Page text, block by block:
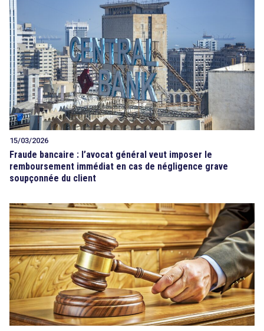
15/03/2026
Fraude bancaire : l’avocat général veut imposer le
remboursement immédiat en cas de négligence grave
soupçonnée du client